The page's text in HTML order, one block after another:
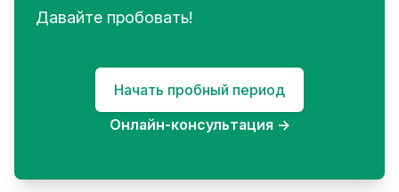
Давайте пробовать!
Начать пробный период
Онлайн-консультация →